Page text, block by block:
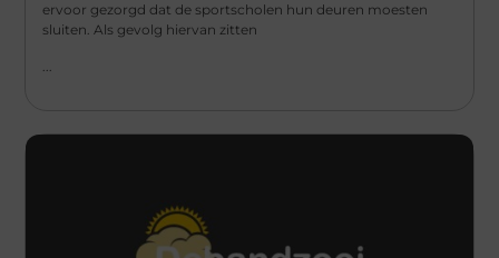
ervoor gezorgd dat de sportscholen hun deuren moesten
sluiten. Als gevolg hiervan zitten